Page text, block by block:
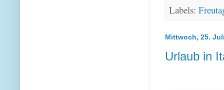
Labels:
Mittwoch, 25.
Urlaub in